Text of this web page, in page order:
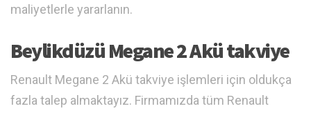
maliyetlerle yararlanın.
Beylikdüzü Megane 2 Akü takviye
Renault Megane 2 Akü takviye işlemleri için oldukça
fazla talep almaktayız. Firmamızda tüm Renault